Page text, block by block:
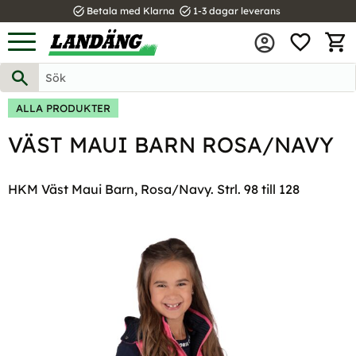
Meny
task_alt Betala med Klarna task_alt 1-3 dagar leverans
ALLA PRODUKTER
VÄST MAUI BARN ROSA/NAVY
HKM Väst Maui Barn, Rosa/Navy. Strl. 98 till 128